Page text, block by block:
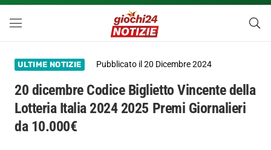
ULTIME NOTIZIE Pubblicato il20 Dicembre 2024
20 dicembre Codice Biglietto Vincente della
Lotteria Italia 2024 2025 Premi Giornalieri
da 10.000€